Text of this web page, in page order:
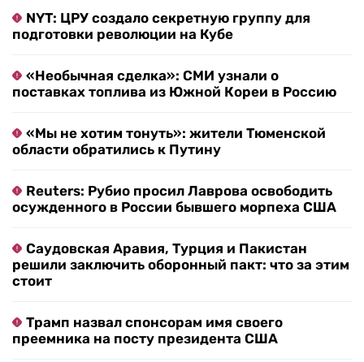
NYT: ЦРУ создало секретную группу для
подготовки революции на Кубе
«Необычная сделка»: СМИ узнали о
поставках топлива из Южной Кореи в Россию
«Мы не хотим тонуть»: жители Тюменской
области обратились к Путину
Reuters: Рубио просил Лаврова освободить
осужденного в России бывшего морпеха США
Саудовская Аравия, Турция и Пакистан
решили заключить оборонный пакт: что за этим
стоит
Трамп назвал спонсорам имя своего
преемника на посту президента США